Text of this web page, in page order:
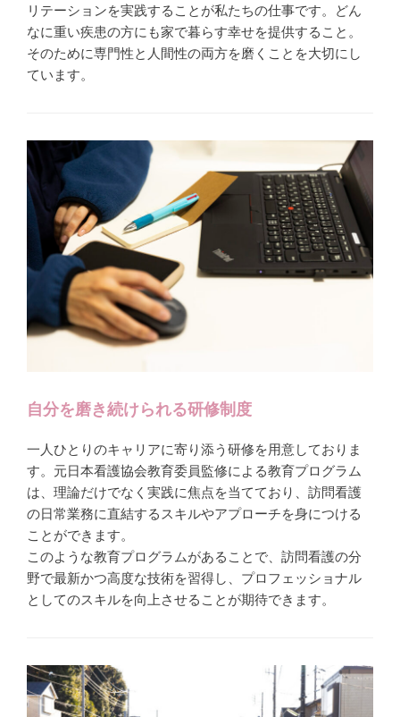
リテーションを実践することが私たちの仕事です。どん
なに重い疾患の方にも家で暮らす幸せを提供すること。
そのために専門性と人間性の両方を磨くことを大切にし
ています。
自分を磨き続けられる研修制度
一人ひとりのキャリアに寄り添う研修を用意しておりま
す。元日本看護協会教育委員監修による教育プログラム
は、理論だけでなく実践に焦点を当てており、訪問看護
の日常業務に直結するスキルやアプローチを身につける
ことができます。
このような教育プログラムがあることで、訪問看護の分
野で最新かつ高度な技術を習得し、プロフェッショナル
としてのスキルを向上させることが期待できます。